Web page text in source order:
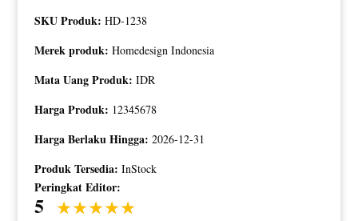
SKU Produk: HD-1238
Merek produk: Homedesign Indonesia
Mata Uang Produk: IDR
Harga Produk: 12345678
Harga Berlaku Hingga: 2026-12-31
Produk Tersedia: InStock
Peringkat Editor:
5